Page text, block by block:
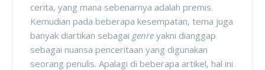
cerita, yang mana sebenarnya adalah premis.
Kemudian pada beberapa kesempatan, tema juga
banyak diartikan sebagai genre yakni dianggap
sebagai nuansa penceritaan yang digunakan
seorang penulis. Apalagi di beberapa artikel, hal ini